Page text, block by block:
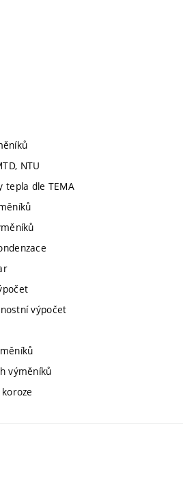
NTU
tepla dle TEMA
výpočet
výměníků